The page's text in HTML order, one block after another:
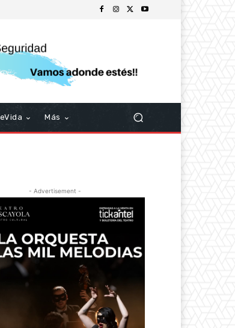
Más
- Advertisement -